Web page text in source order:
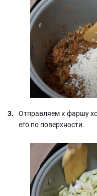
Отправляем к фаршу
его по поверхности.